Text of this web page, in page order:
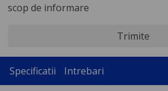
scop de informare
Trimite
Specificatii Intrebari